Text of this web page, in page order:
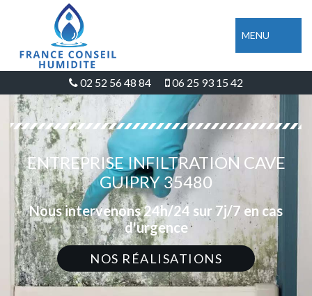
MENU
02 52 56 48 84 06 25 93 15 42
ENTREPRISE INFILTRATION CAVE
GUIPRY 35480
Nous intervenons 24h/24 sur 7j/7 en cas
d'urgence
NOS RÉALISATIONS